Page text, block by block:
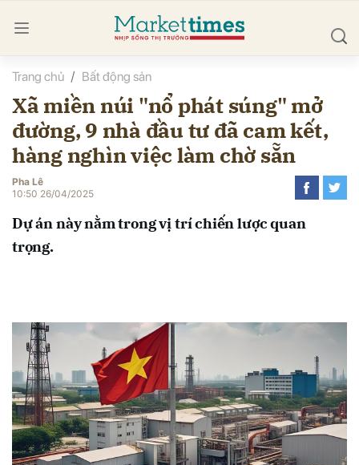
Trang chủ Bất động sản
Xã miền núi "nổ phát súng" mở
đường, 9 nhà đầu tư đã cam kết,
hàng nghìn việc làm chờ sẵn
Pha Lê
10:50 26/04/2025
Dự án này nằm trong vị trí chiến lược quan
trọng.
luận